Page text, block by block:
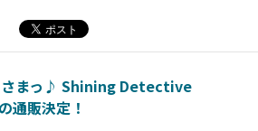
さまっ♪ Shining Detective
通販決定！